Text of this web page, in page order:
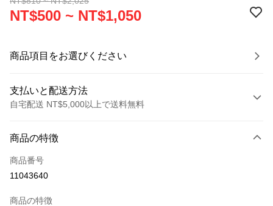
NT$500 ~ NT$1,050
商品項目をお選びください
支払いと配送方法
自宅配送 NT$5,000以上で送料無料
クレジットカード1回払い
LINE Pay
商品の特徴
商品番号
11043640
商品の特徴